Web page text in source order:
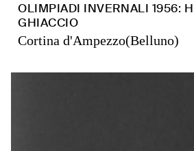
OLIMPIADI INVERNALI 1956:
GHIACCIO
Cortina d'Ampezzo(Belluno)